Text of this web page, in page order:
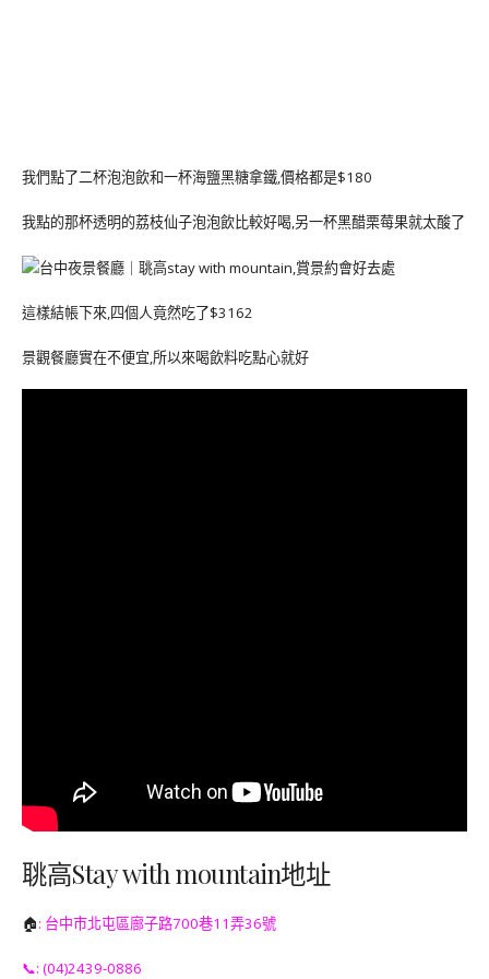
我們點了二杯泡泡飲和一杯海鹽黑糖拿鐵,價格都是$180
我點的那杯透明的荔枝仙子泡泡飲比較好喝,另一杯黑醋栗莓果就太酸了
這樣結帳下來,四個人竟然吃了$3162
景觀餐廳實在不便宜,所以來喝飲料吃點心就好
聎高Stay with mountain地址
🏠: 台中市北屯區廍子路700巷11弄36號
📞: (04)2439-0886